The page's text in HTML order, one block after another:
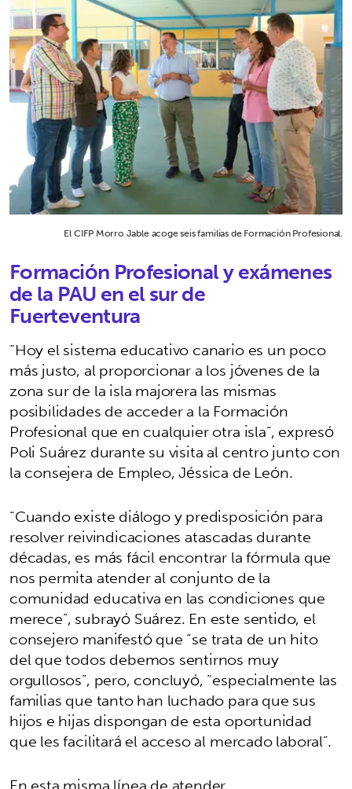
El CIFP Morro Jable acoge seis familias de Formación Profesional.
Formación Profesional y exámenes
de la PAU en el sur de
Fuerteventura
“Hoy el sistema educativo canario es un poco
más justo, al proporcionar a los jóvenes de la
zona sur de la isla majorera las mismas
posibilidades de acceder a la Formación
Profesional que en cualquier otra isla”, expresó
Poli Suárez durante su visita al centro junto con
la consejera de Empleo, Jéssica de León.
“Cuando existe diálogo y predisposición para
resolver reivindicaciones atascadas durante
décadas, es más fácil encontrar la fórmula que
nos permita atender al conjunto de la
comunidad educativa en las condiciones que
merece”, subrayó Suárez. En este sentido, el
consejero manifestó que “se trata de un hito
del que todos debemos sentirnos muy
orgullosos”, pero, concluyó, “especialmente las
familias que tanto han luchado para que sus
hijos e hijas dispongan de esta oportunidad
que les facilitará el acceso al mercado laboral”.